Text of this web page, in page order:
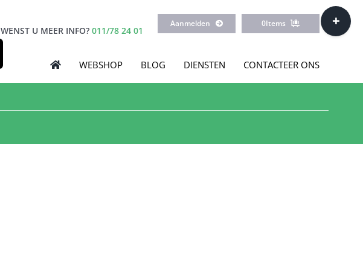
WENST U MEER INFO? 011/78 24 01
Aanmelden 0Items
WEBSHOP BLOG DIENSTEN CONTACTEER ONS
Toggle
Sliding